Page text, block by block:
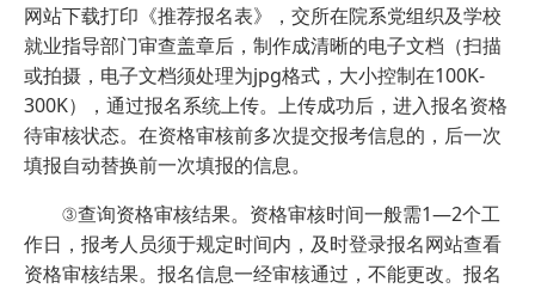
网站下载打印《推荐报名表》，交所在院系党组织及学校
就业指导部门审查盖章后，制作成清晰的电子文档（扫描
或拍摄，电子文档须处理为jpg格式，大小控制在100K-
300K），通过报名系统上传。上传成功后，进入报名资格
待审核状态。在资格审核前多次提交报考信息的，后一次
填报自动替换前一次填报的信息。
③查询资格审核结果。资格审核时间一般需1—2个工
作日，报考人员须于规定时间内，及时登录报名网站查看
资格审核结果。报名信息一经审核通过，不能更改。报名